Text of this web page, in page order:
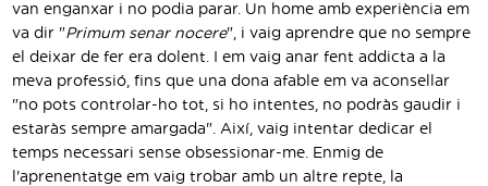
van enganxar i no podia parar. Un home amb experiència em
va dir "Primum senar nocere", i vaig aprendre que no sempre
el deixar de fer era dolent. I em vaig anar fent addicta a la
meva professió, fins que una dona afable em va aconsellar
"no pots controlar-ho tot, si ho intentes, no podràs gaudir i
estaràs sempre amargada". Així, vaig intentar dedicar el
temps necessari sense obsessionar-me. Enmig de
l'aprenentatge em vaig trobar amb un altre repte, la